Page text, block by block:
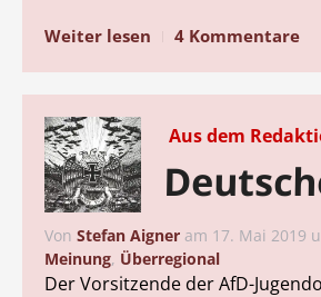
Weiter lesen 4 Kommentare
Aus dem
Von Stefan Aigner am 17. Mai 2019
Meinung, Überregional
Der Vorsitzende der AfD-